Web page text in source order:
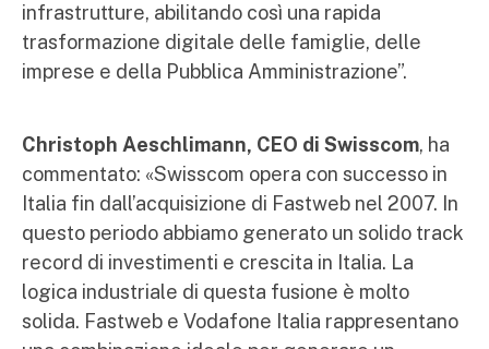
infrastrutture, abilitando così una rapida
trasformazione digitale delle famiglie, delle
imprese e della Pubblica Amministrazione”.
Christoph Aeschlimann, CEO di Swisscom, ha
commentato: «Swisscom opera con successo in
Italia fin dall’acquisizione di Fastweb nel 2007. In
questo periodo abbiamo generato un solido track
record di investimenti e crescita in Italia. La
logica industriale di questa fusione è molto
solida. Fastweb e Vodafone Italia rappresentano